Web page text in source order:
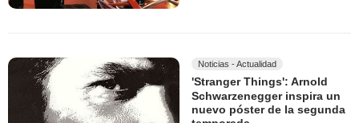
Noticias - Actualidad
'Stranger Things': Arnold
Schwarzenegger inspira un
nuevo póster de la segunda